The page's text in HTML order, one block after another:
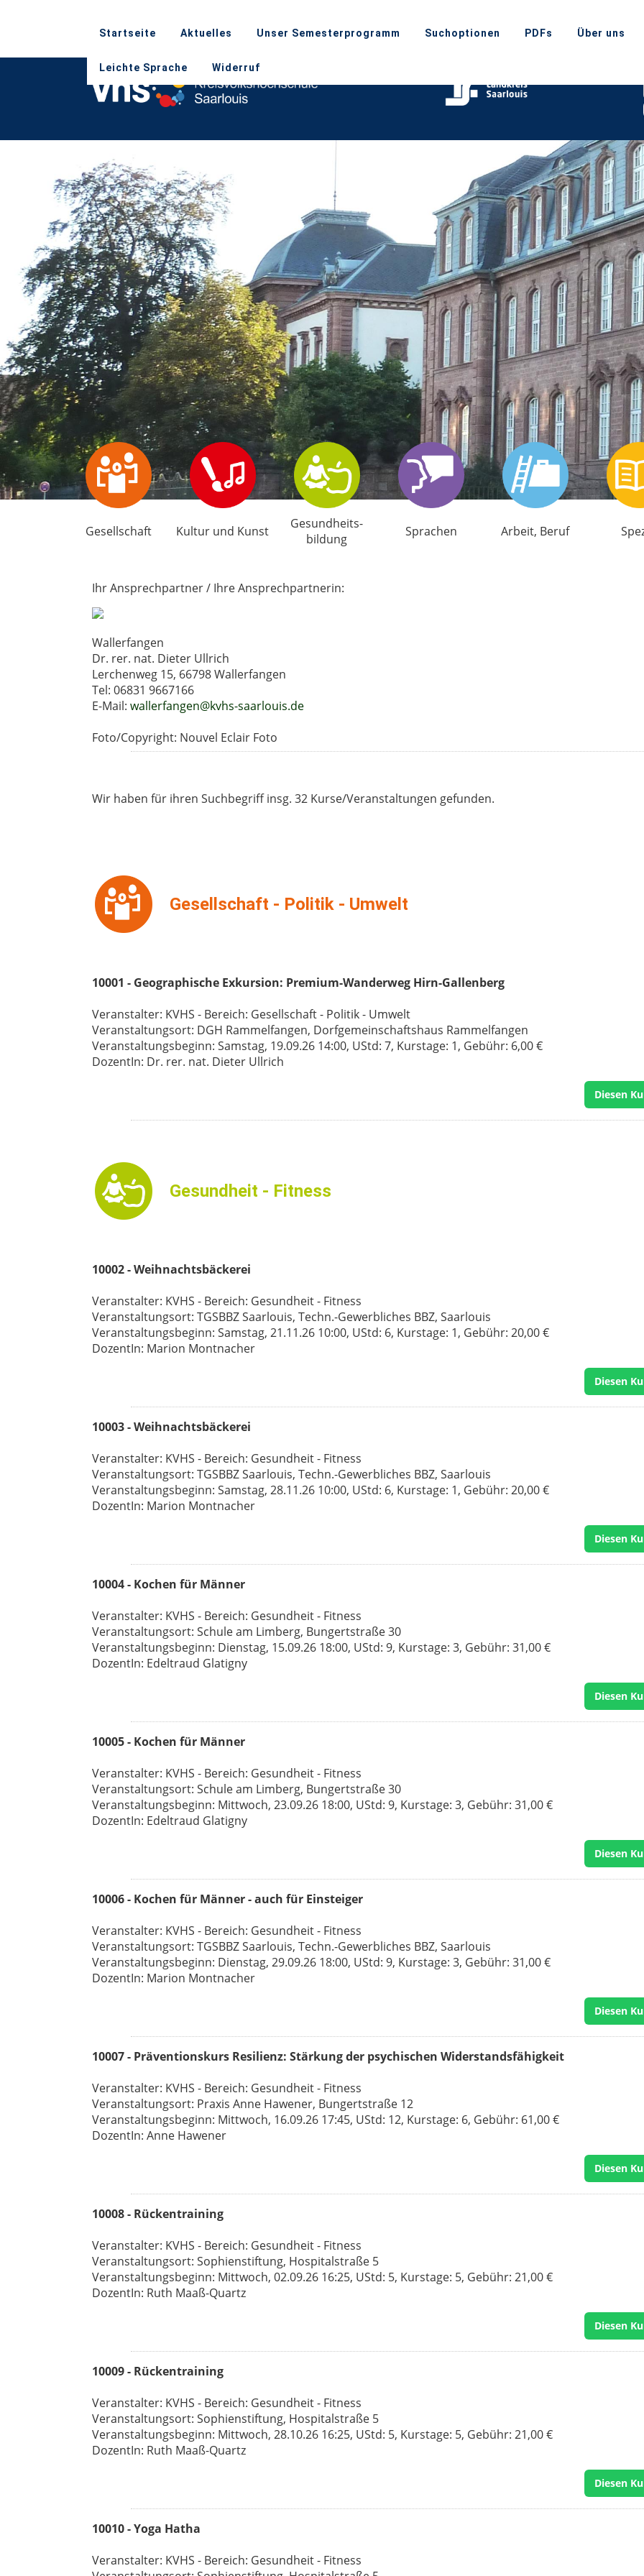
Startseite Aktuelles Unser Semesterprogramm Suchoptionen PDFs Über uns
Leichte Sprache Widerruf
Gesellschaft Kultur und Kunst
Gesund­heits­
bildung
Sprachen Arbeit, Beruf
Ihr Ansprechpartner / Ihre Ansprechpartnerin:
Wallerfangen
Dr. rer. nat. Dieter Ullrich
Lerchenweg 15, 66798 Wallerfangen
Tel: 06831 9667166
E-Mail: wallerfangen@kvhs-saarlouis.de
Foto/Copyright: Nouvel Eclair Foto
Wir haben für ihren Suchbegriff insg. 32 Kurse/Veranstaltungen gefunden.
Gesellschaft - Politik - Umwelt
10001 - Geographische Exkursion: Premium-Wanderweg Hirn-Gallenberg
Veranstalter: KVHS - Bereich: Gesellschaft - Politik - Umwelt
Veranstaltungsort: DGH Rammelfangen, Dorfgemeinschaftshaus Rammelfangen
Veranstaltungsbeginn: Samstag, 19.09.26 14:00, UStd: 7, Kurstage: 1, Gebühr: 6,00 €
DozentIn: Dr. rer. nat. Dieter Ullrich
Diesen
Gesundheit - Fitness
10002 - Weihnachtsbäckerei
Veranstalter: KVHS - Bereich: Gesundheit - Fitness
Veranstaltungsort: TGSBBZ Saarlouis, Techn.-Gewerbliches BBZ, Saarlouis
Veranstaltungsbeginn: Samstag, 21.11.26 10:00, UStd: 6, Kurstage: 1, Gebühr: 20,00 €
DozentIn: Marion Montnacher
Diesen
10003 - Weihnachtsbäckerei
Veranstalter: KVHS - Bereich: Gesundheit - Fitness
Veranstaltungsort: TGSBBZ Saarlouis, Techn.-Gewerbliches BBZ, Saarlouis
Veranstaltungsbeginn: Samstag, 28.11.26 10:00, UStd: 6, Kurstage: 1, Gebühr: 20,00 €
DozentIn: Marion Montnacher
Diesen
10004 - Kochen für Männer
Veranstalter: KVHS - Bereich: Gesundheit - Fitness
Veranstaltungsort: Schule am Limberg, Bungertstraße 30
Veranstaltungsbeginn: Dienstag, 15.09.26 18:00, UStd: 9, Kurstage: 3, Gebühr: 31,00 €
DozentIn: Edeltraud Glatigny
Diesen
10005 - Kochen für Männer
Veranstalter: KVHS - Bereich: Gesundheit - Fitness
Veranstaltungsort: Schule am Limberg, Bungertstraße 30
Veranstaltungsbeginn: Mittwoch, 23.09.26 18:00, UStd: 9, Kurstage: 3, Gebühr: 31,00 €
DozentIn: Edeltraud Glatigny
Diesen
10006 - Kochen für Männer - auch für Einsteiger
Veranstalter: KVHS - Bereich: Gesundheit - Fitness
Veranstaltungsort: TGSBBZ Saarlouis, Techn.-Gewerbliches BBZ, Saarlouis
Veranstaltungsbeginn: Dienstag, 29.09.26 18:00, UStd: 9, Kurstage: 3, Gebühr: 31,00 €
DozentIn: Marion Montnacher
Diesen
10007 - Präventionskurs Resilienz: Stärkung der psychischen Widerstandsfähigkeit
Veranstalter: KVHS - Bereich: Gesundheit - Fitness
Veranstaltungsort: Praxis Anne Hawener, Bungertstraße 12
Veranstaltungsbeginn: Mittwoch, 16.09.26 17:45, UStd: 12, Kurstage: 6, Gebühr: 61,00 €
DozentIn: Anne Hawener
Diesen
10008 - Rückentraining
Veranstalter: KVHS - Bereich: Gesundheit - Fitness
Veranstaltungsort: Sophienstiftung, Hospitalstraße 5
Veranstaltungsbeginn: Mittwoch, 02.09.26 16:25, UStd: 5, Kurstage: 5, Gebühr: 21,00 €
DozentIn: Ruth Maaß-Quartz
Diesen
10009 - Rückentraining
Veranstalter: KVHS - Bereich: Gesundheit - Fitness
Veranstaltungsort: Sophienstiftung, Hospitalstraße 5
Veranstaltungsbeginn: Mittwoch, 28.10.26 16:25, UStd: 5, Kurstage: 5, Gebühr: 21,00 €
DozentIn: Ruth Maaß-Quartz
Diesen
10010 - Yoga Hatha
Veranstalter: KVHS - Bereich: Gesundheit - Fitness